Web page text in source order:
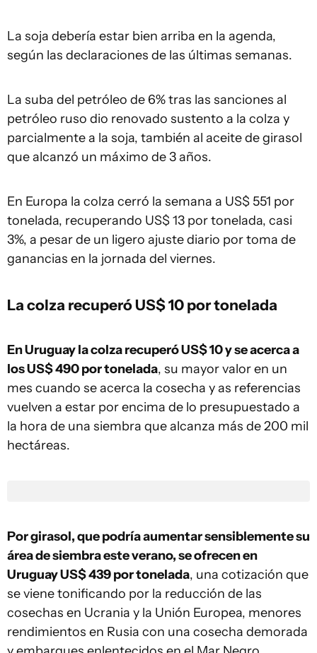
La soja debería estar bien arriba en la agenda,
según las declaraciones de las últimas semanas.
La suba del petróleo de 6% tras las sanciones al
petróleo ruso dio renovado sustento a la colza y
parcialmente a la soja, también al aceite de girasol
que alcanzó un máximo de 3 años.
En Europa la colza cerró la semana a US$ 551 por
tonelada, recuperando US$ 13 por tonelada, casi
3%, a pesar de un ligero ajuste diario por toma de
ganancias en la jornada del viernes.
La colza recuperó US$ 10 por tonelada
En Uruguay la colza recuperó US$ 10 y se acerca a
los US$ 490 por tonelada, su mayor valor en un
mes cuando se acerca la cosecha y as referencias
vuelven a estar por encima de lo presupuestado a
la hora de una siembra que alcanza más de 200 mil
hectáreas.
Por girasol, que podría aumentar sensiblemente su
área de siembra este verano, se ofrecen en
Uruguay US$ 439 por tonelada, una cotización que
se viene tonificando por la reducción de las
cosechas en Ucrania y la Unión Europea, menores
rendimientos en Rusia con una cosecha demorada